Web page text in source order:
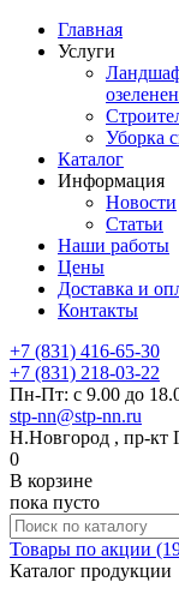
Главная
Услуги
Уборка
Каталог
Информация
Новости
Статьи
Наши работы
Цены
Доставка и
Контакты
+7 (831) 416-65-30
+7 (831) 218-03-22
Пн-Пт: с 9.00 до
stp-nn@stp-nn.ru
Н.Новгород , пр-кт
0
В корзине
пока пусто
Товары по акции
Каталог продукции